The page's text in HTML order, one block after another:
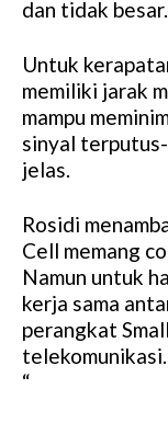
dan tidak besar.
Untuk
memiliki jarak
mampu
sinyal
jelas.
Rosidi
Cell memang
Namun untuk
kerja sama
perangkat
telekomunikasi.
“